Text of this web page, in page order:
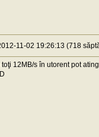
11-02 19:26:13 (718
12MB/s în utorent pot